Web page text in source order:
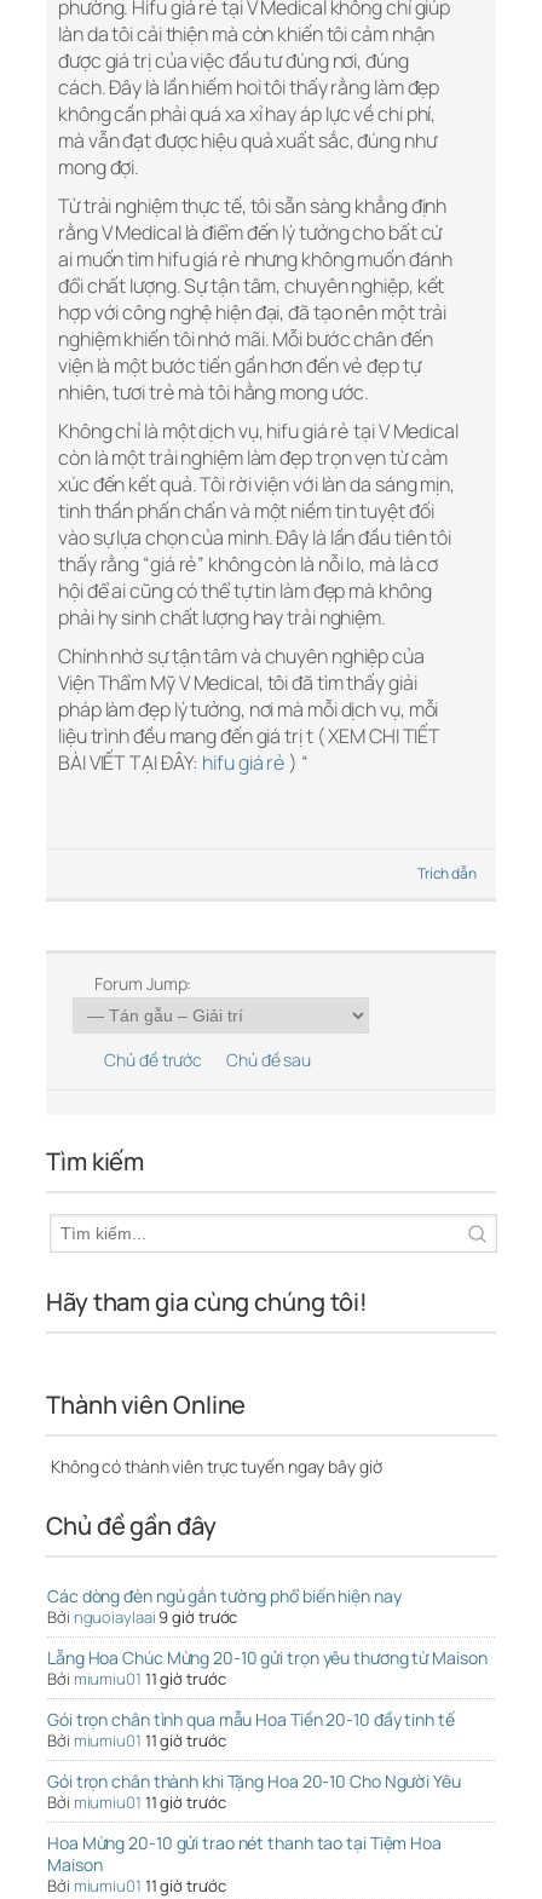
phường. Hifu giá rẻ tại V Medical không chỉ giúp
làn da tôi cải thiện mà còn khiến tôi cảm nhận
được giá trị của việc đầu tư đúng nơi, đúng
cách. Đây là lần hiếm hoi tôi thấy rằng làm đẹp
không cần phải quá xa xỉ hay áp lực về chi phí,
mà vẫn đạt được hiệu quả xuất sắc, đúng như
mong đợi.
Từ trải nghiệm thực tế, tôi sẵn sàng khẳng định
rằng V Medical là điểm đến lý tưởng cho bất cứ
ai muốn tìm hifu giá rẻ nhưng không muốn đánh
đổi chất lượng. Sự tận tâm, chuyên nghiệp, kết
hợp với công nghệ hiện đại, đã tạo nên một trải
nghiệm khiến tôi nhớ mãi. Mỗi bước chân đến
viện là một bước tiến gần hơn đến vẻ đẹp tự
nhiên, tươi trẻ mà tôi hằng mong ước.
Không chỉ là một dịch vụ, hifu giá rẻ tại V Medical
còn là một trải nghiệm làm đẹp trọn vẹn từ cảm
xúc đến kết quả. Tôi rời viện với làn da sáng mịn,
tinh thần phấn chấn và một niềm tin tuyệt đối
vào sự lựa chọn của mình. Đây là lần đầu tiên tôi
thấy rằng “giá rẻ” không còn là nỗi lo, mà là cơ
hội để ai cũng có thể tự tin làm đẹp mà không
phải hy sinh chất lượng hay trải nghiệm.
Chính nhờ sự tận tâm và chuyên nghiệp của
Viện Thẩm Mỹ V Medical, tôi đã tìm thấy giải
pháp làm đẹp lý tưởng, nơi mà mỗi dịch vụ, mỗi
liệu trình đều mang đến giá trị t ( XEM CHI TIẾT
BÀI VIẾT TẠI ĐÂY: hifu giá rẻ ) “
Trích dẫn
Forum Jump:
Chủ đề trước Chủ đề sau
Tìm kiếm
Hãy tham gia cùng chúng tôi!
Thành viên Online
Không có thành viên trực tuyến ngay bây giờ
Chủ đề gần đây
Các dòng đèn ngủ gắn tường phổ biến hiện nay
Bởi nguoiaylaai9 giờ trước
Lẵng Hoa Chúc Mừng 20-10 gửi trọn yêu thương từ Maison
Bởi miumiu01 11 giờ trước
Gói trọn chân tình qua mẫu Hoa Tiền 20-10 đầy tinh tế
Bởi miumiu01 11 giờ trước
Gói trọn chân thành khi Tặng Hoa 20-10 Cho Người Yêu
Bởi miumiu01 11 giờ trước
Hoa Mừng 20-10 gửi trao nét thanh tao tại Tiệm Hoa
Maison
Bởi miumiu01 11 giờ trước